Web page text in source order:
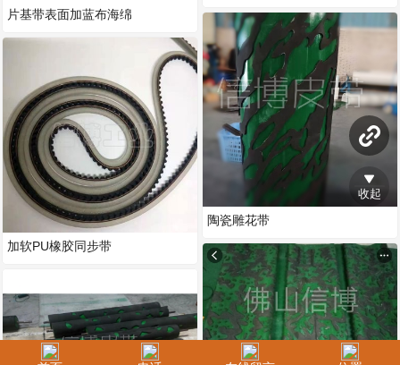
片基带表面加蓝布海绵
加软PU橡胶同步带
陶瓷雕花带
收起